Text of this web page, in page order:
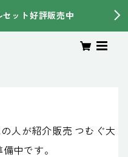
ット好評販売中
人が紹介販売 つむぐ大
中です。